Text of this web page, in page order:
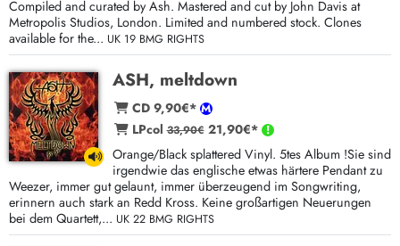
Compiled and curated by Ash. Mastered and cut by John Davis at
Metropolis Studios, London. Limited and numbered stock. Clones
available for the... UK 19 BMG RIGHTS
ASH, meltdown
CD 9,90€*
LPcol33,90€21,90€*
Orange/Black splattered Vinyl. 5tes Album !Sie sind
irgendwie das englische etwas härtere Pendant zu
Weezer, immer gut gelaunt, immer überzeugend im Songwriting,
erinnern auch stark an Redd Kross. Keine großartigen Neuerungen
bei dem Quartett,... UK 22 BMG RIGHTS